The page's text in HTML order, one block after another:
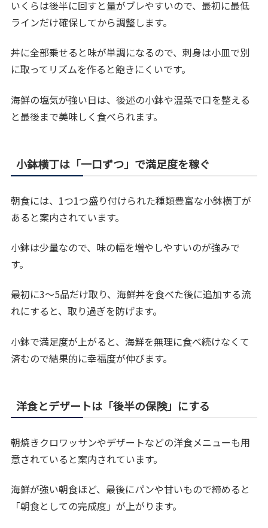
いくらは後半に回すと量がブレやすいので、最初に最低
ラインだけ確保してから調整します。
丼に全部乗せると味が単調になるので、刺身は小皿で別
に取ってリズムを作ると飽きにくいです。
海鮮の塩気が強い日は、後述の小鉢や温菜で口を整える
と最後まで美味しく食べられます。
小鉢横丁は「一口ずつ」で満足度を稼ぐ
朝食には、1つ1つ盛り付けられた種類豊富な小鉢横丁が
あると案内されています。
小鉢は少量なので、味の幅を増やしやすいのが強みで
す。
最初に3～5品だけ取り、海鮮丼を食べた後に追加する流
れにすると、取り過ぎを防げます。
小鉢で満足度が上がると、海鮮を無理に食べ続けなくて
済むので結果的に幸福度が伸びます。
洋食とデザートは「後半の保険」にする
朝焼きクロワッサンやデザートなどの洋食メニューも用
意されていると案内されています。
海鮮が強い朝食ほど、最後にパンや甘いもので締めると
「朝食としての完成度」が上がります。